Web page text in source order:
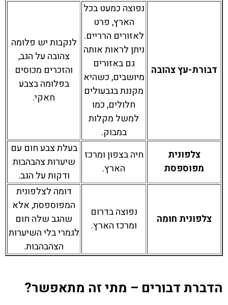
דבורת-עץ צהובה
נפוצה כמעט בכל
הארץ, פרט
לאזורים הרריים.
ניתן לראות אותה
גם באזורים
מיושבים, כשהיא
מקננת בגבעולים
חלולים, כמו
למשל מקלות
במבוק.
לנקבות יש פלומה
צהובה על הגב,
והזכרים מכוסים
בפלומה בצבע
חאקי.
צלפונית
מפוספסת
חיה בצפון ומרכז
הארץ.
בעלת צבע חום עם
שיערות צהבהבות
ודקות על הגב.
צלפונית חומה
נפוצה בדרום
ומרכז הארץ.
דומה לצלפונית
המפוספסת, אלא
שהגב שלה חום
לגמרי בלי השיערות
הצהבהבות.
הדברת דבורים – מתי זה מתאפשר?